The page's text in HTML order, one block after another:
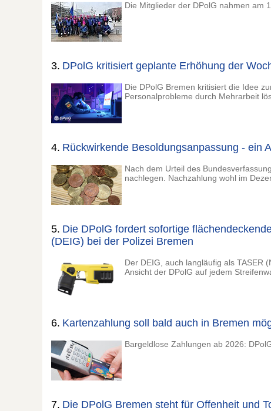
Die Mitglieder der DPolG nahmen am
3. DPolG kritisiert geplante Erhöhung der
Die DPolG Bremen kritisiert die Idee
Personalprobleme durch Mehrarbeit
4. Rückwirkende Besoldungsanpassung - ein
Nach dem Urteil des
nachlegen. Nachzahlung wohl im
5. Die DPolG fordert sofortige
(DEIG) bei der Polizei Bremen
Der DEIG, auch langläufig als TASER
Ansicht der DPolG auf jedem
6. Kartenzahlung soll bald auch in Bremen
Bargeldlose Zahlungen ab 2026:
7. Die DPolG Bremen steht für Offenheit und